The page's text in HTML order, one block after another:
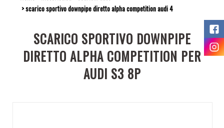
scarico sportivo downpipe diretto alpha competition audi 4
SCARICO SPORTIVO DOWNPIPE
DIRETTO ALPHA COMPETITION PER
AUDI S3 8P